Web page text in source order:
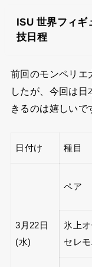
ISU 世界フィギ
技日程
前回のモンペリエ
したが、今回は
きるのは嬉しいで
日付け 種目
3月22日
(水)
ペア
氷上
セレ